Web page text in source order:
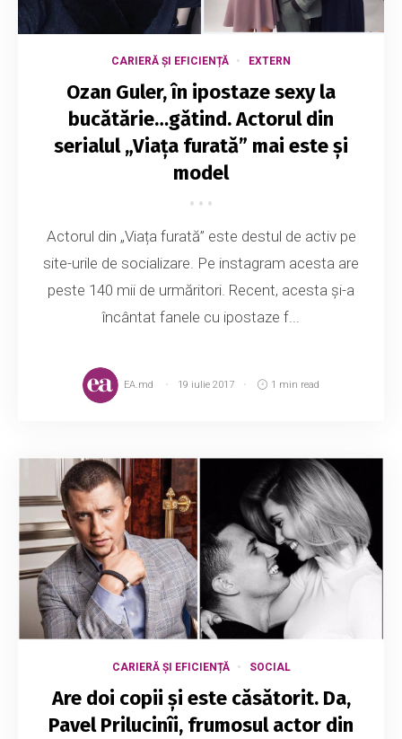
CARIERĂ ȘI EFICIENȚĂ EXTERN
Ozan Guler, în ipostaze sexy la
bucătărie…gătind. Actorul din
serialul „Viața furată” mai este și
model
Actorul din „Viața furată” este destul de activ pe
site-urile de socializare. Pe instagram acesta are
peste 140 mii de urmăritori. Recent, acesta și-a
încântat fanele cu ipostaze f...
EA.md 19 iulie 2017 1 min read
CARIERĂ ȘI EFICIENȚĂ SOCIAL
Are doi copii și este căsătorit. Da,
Pavel Prilucinîi, frumosul actor din